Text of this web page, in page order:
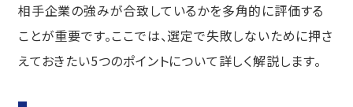
相手企業の強みが合致しているかを多角的に評価する
ことが重要です。ここでは、選定で失敗しないために押さ
えておきたい5つのポイントについて詳しく解説します。